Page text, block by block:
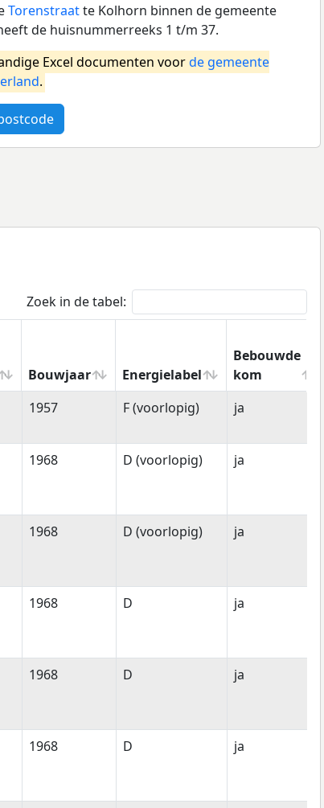
Torenstraatte Kolhorn binnen de gemeente
de huisnummerreeks 1 t/m 37.
Excel documenten voorde gemeente
.
Zoek in de tabel:
Bouwjaar Energielabel
Bebouwde
kom
Bouwjaar Energielabel
Bebouwde
kom
1957 F (voorlopig) ja
1968 D (voorlopig) ja
1968 D (voorlopig) ja
1968 D ja
1968 D ja
1968 D ja